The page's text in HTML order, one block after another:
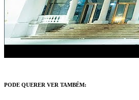
PODE QUERER VER TAMBÉM: